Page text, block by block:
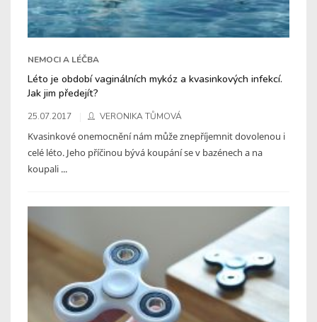
NEMOCI A LÉČBA
Léto je období vaginálních mykóz a kvasinkových infekcí.
Jak jim předejít?
25.07.2017 VERONIKA TŮMOVÁ
Kvasinkové onemocnění nám může znepříjemnit dovolenou i
celé léto. Jeho příčinou bývá koupání se v bazénech a na
koupali ...